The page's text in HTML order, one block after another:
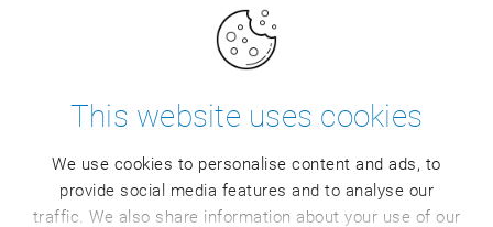
This website uses cookies
We use cookies to personalise content and ads, to
provide social media features and to analyse our
traffic. We also share information about your use of our
Loriente Piqueras (Incarlopsa).
Obejrzyj wideo